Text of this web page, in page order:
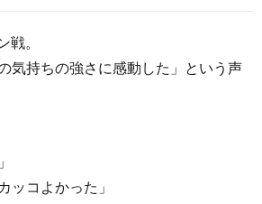
戦。
気持ちの強さに感動した」という声
ッコよかった」